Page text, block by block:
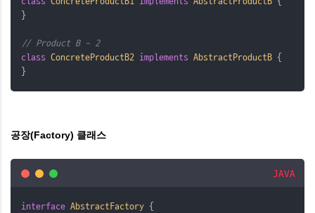
}
// Product B - 2
class ConcreteProductB2 implements AbstractProductB {
}
공장(Factory) 클래스
JAVA
interface AbstractFactory {